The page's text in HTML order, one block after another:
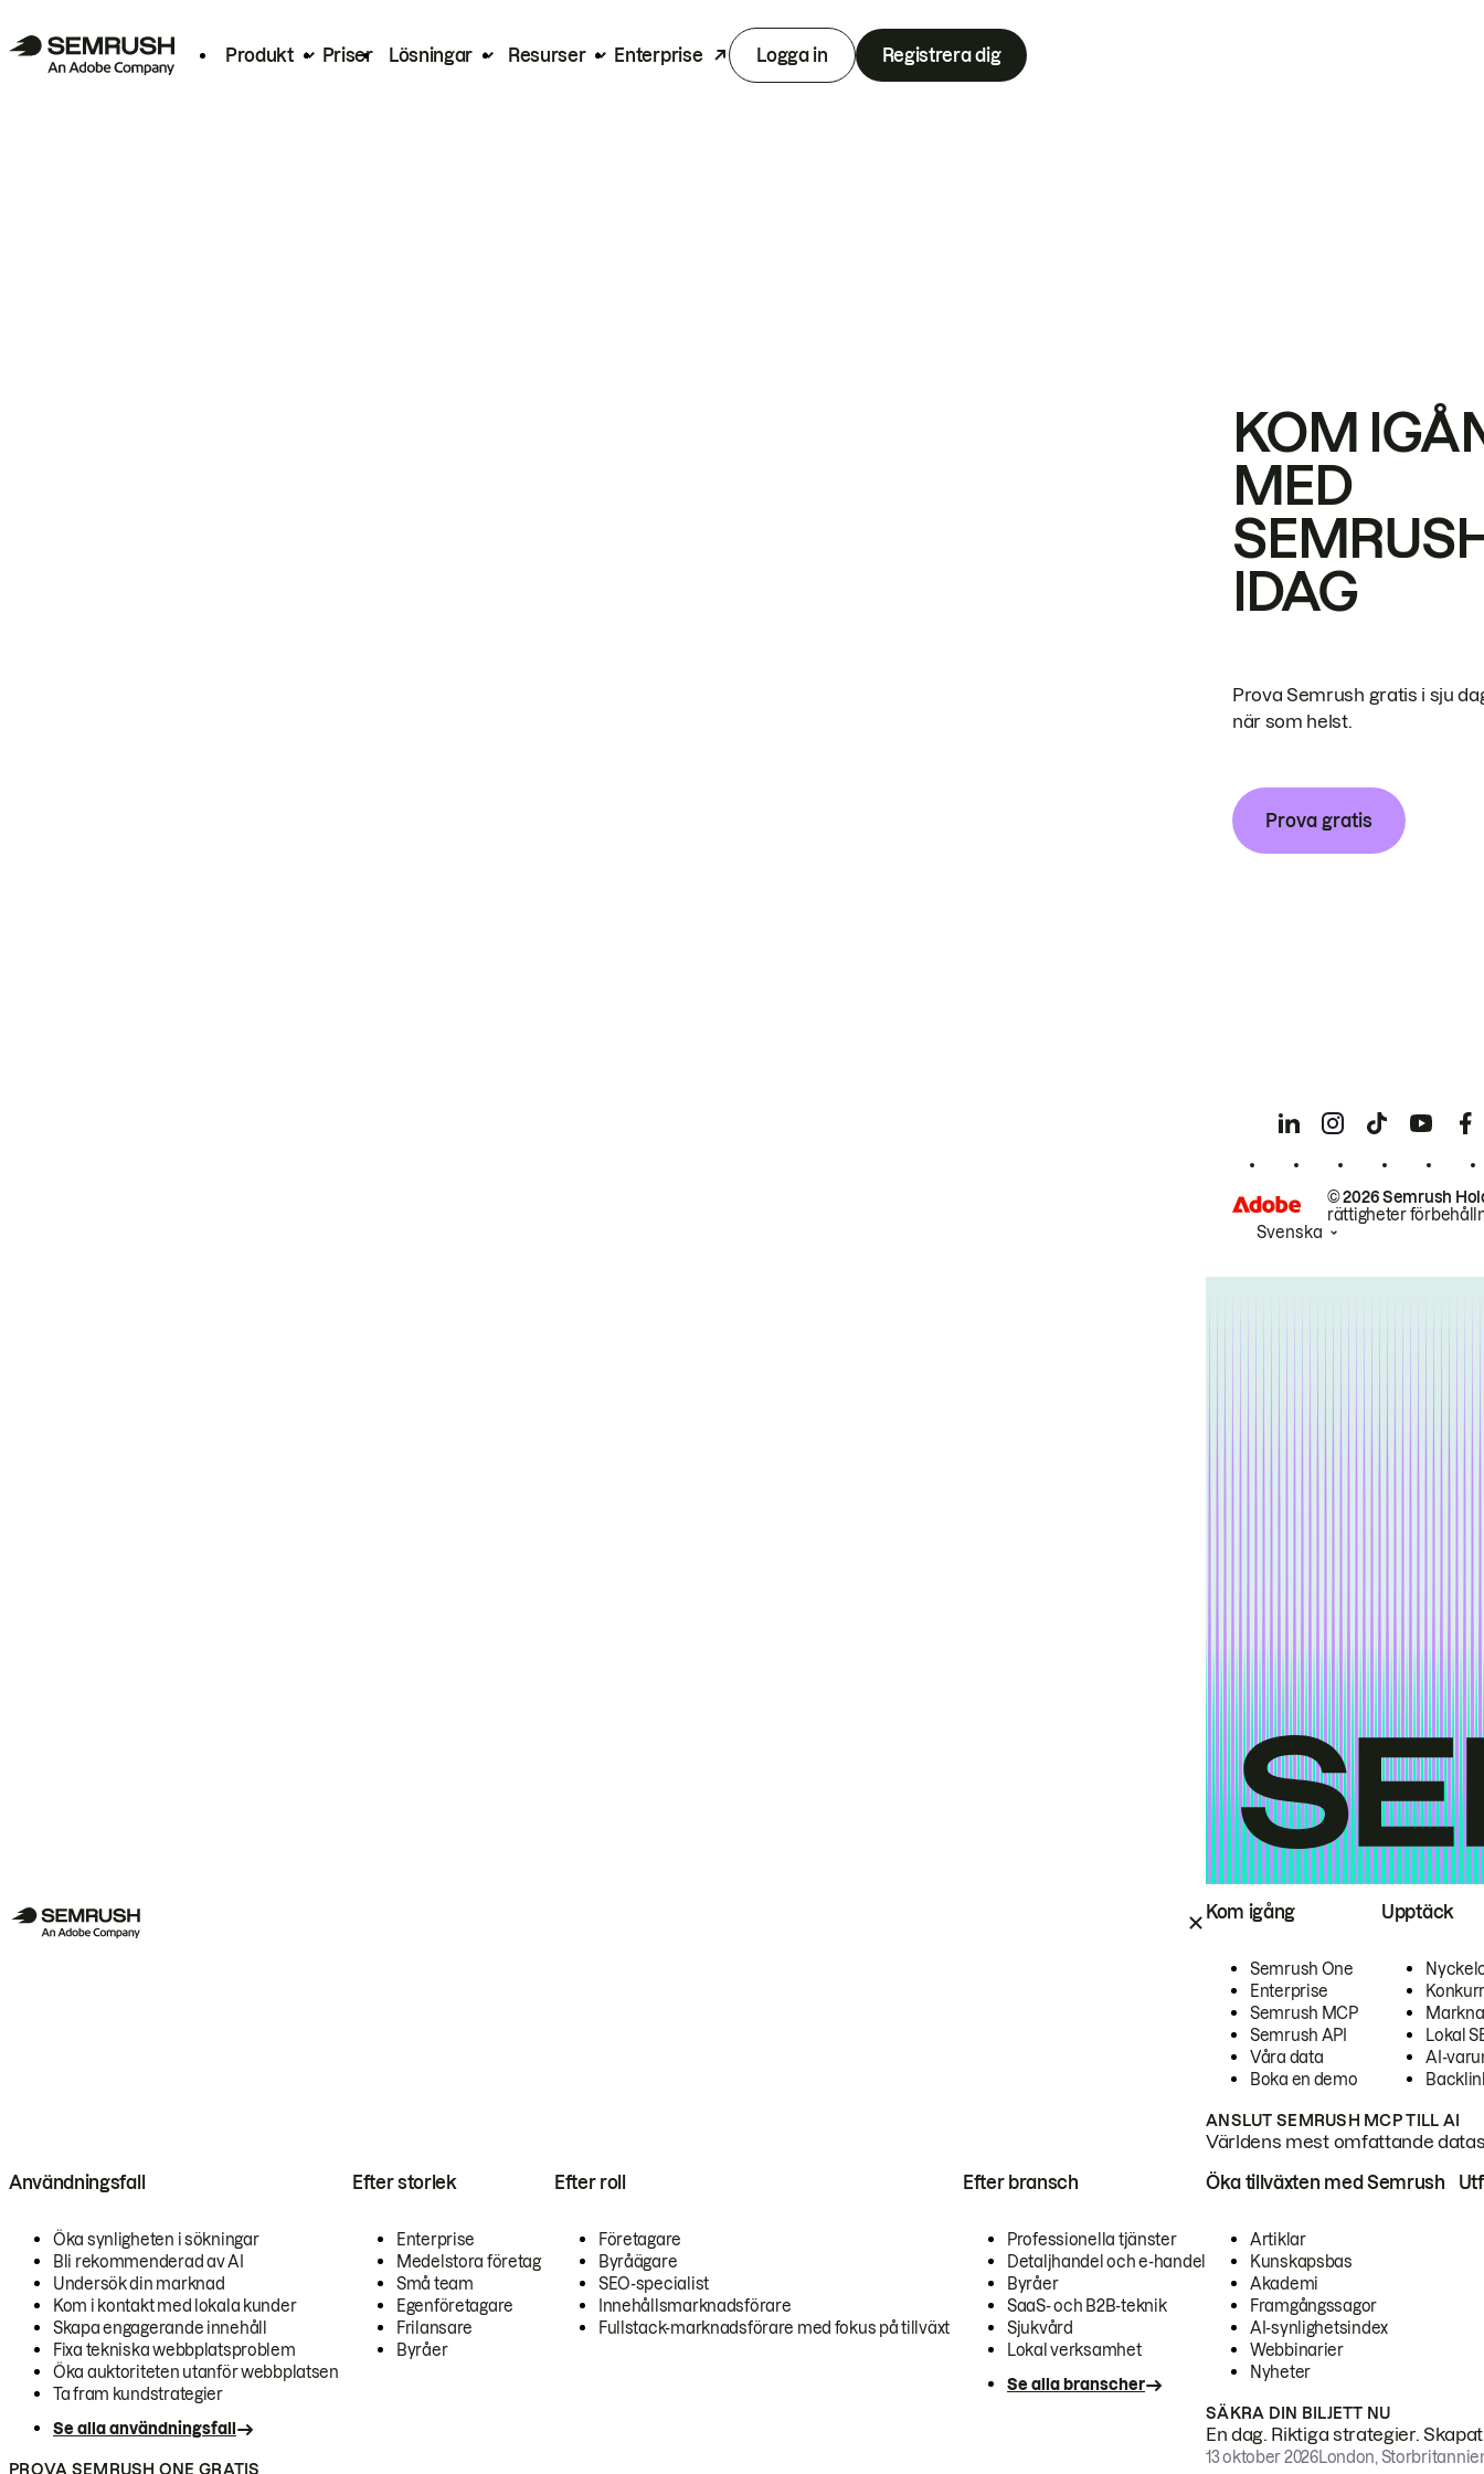
Produkt Priser Lösningar Resurser Enterprise Logga in Registrera dig
Kom igång
Semrush One
Enterprise
Semrush MCP
Semrush API
Våra data
Boka en demo
Upptäck
Lokal
AI-
ANSLUT SEMRUSH MCP TILL AI
Världens mest omfattande
Användningsfall
Öka synligheten i sökningar
Bli rekommenderad av AI
Undersök din marknad
Kom i kontakt med lokala kunder
Skapa engagerande innehåll
Fixa tekniska webbplatsproblem
Öka auktoriteten utanför webbplatsen
Ta fram kundstrategier
Se alla användningsfall
Efter storlek
Enterprise
Medelstora företag
Små team
Egenföretagare
Frilansare
Byråer
Efter roll
Företagare
Byråägare
SEO-specialist
Innehållsmarknadsförare
Fullstack-marknadsförare med fokus på tillväxt
Efter bransch
Professionella tjänster
Detaljhandel och e-handel
Byråer
SaaS- och B2B-teknik
Sjukvård
Lokal verksamhet
Se alla branscher
PROVA SEMRUSH ONE GRATIS
Öka tillväxten med Semrush
Artiklar
Kunskapsbas
Akademi
Framgångssagor
AI-synlighetsindex
Webbinarier
Nyheter
SÄKRA DIN BILJETT NU
En dag. Riktiga strategier.
13 oktober 2026London,
KOM
MED
IDAG
Prova Semrush gratis i sju
när som helst.
Prova gratis
© 2026 Semrush
rättigheter
Svenska